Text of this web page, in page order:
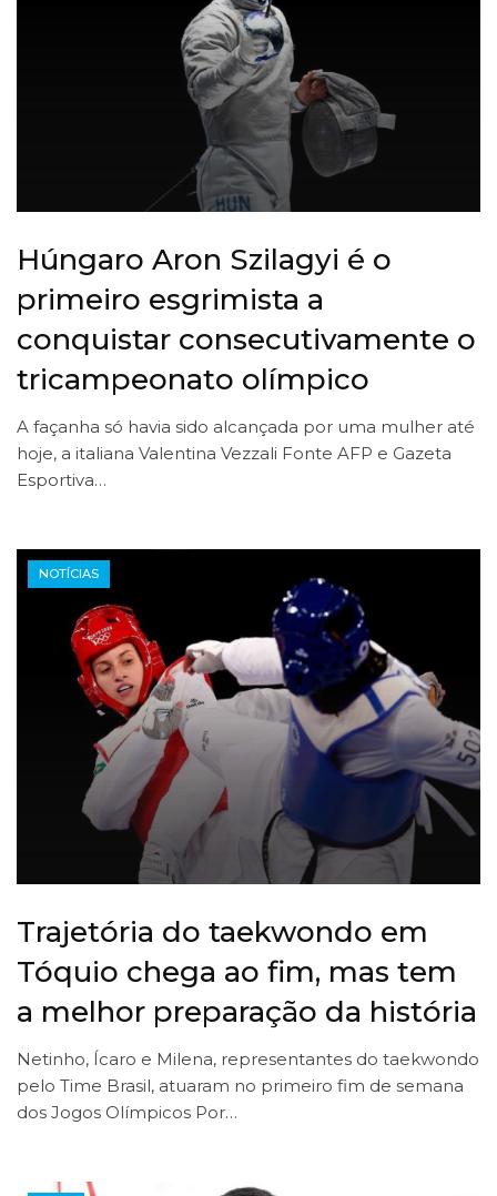
Húngaro Aron Szilagyi é o
primeiro esgrimista a
conquistar consecutivamente o
tricampeonato olímpico
A façanha só havia sido alcançada por uma mulher até
hoje, a italiana Valentina Vezzali Fonte AFP e Gazeta
Esportiva…
NOTÍCIAS
Trajetória do taekwondo em
Tóquio chega ao fim, mas tem
a melhor preparação da história
Netinho, Ícaro e Milena, representantes do taekwondo
pelo Time Brasil, atuaram no primeiro fim de semana
dos Jogos Olímpicos Por…